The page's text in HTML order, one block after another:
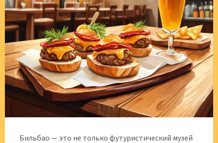
Бильбао — это не только футуристический музей